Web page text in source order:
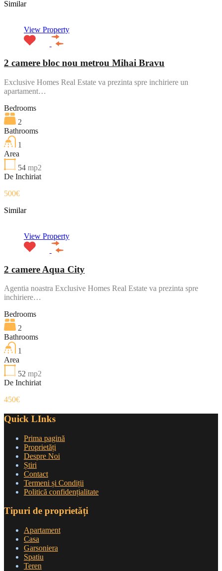
Similar
View Property
2 camere bloc nou metrou Mihai Bravu
Exclusive Homes Real Estate va prezinta spre inchiriere un
apartament…
Bedrooms
2
Bathrooms
1
Area
54 mp2
De Inchiriat
500€
Similar
View Property
2 camere Aqua City
Agentia noastra Exclusive Homes Real Estate va prezinta spre
inchiriere…
Bedrooms
2
Bathrooms
1
Area
52 mp2
De Inchiriat
450€
Quick LInks
Prima pagină
Proprietăți
Despre Noi
Știri
Contact
Termeni și Condiții
Politică confidențialitate
Tipuri de proprietăți
Apartament
Casa
Garsoniera
Spatiu
Teren